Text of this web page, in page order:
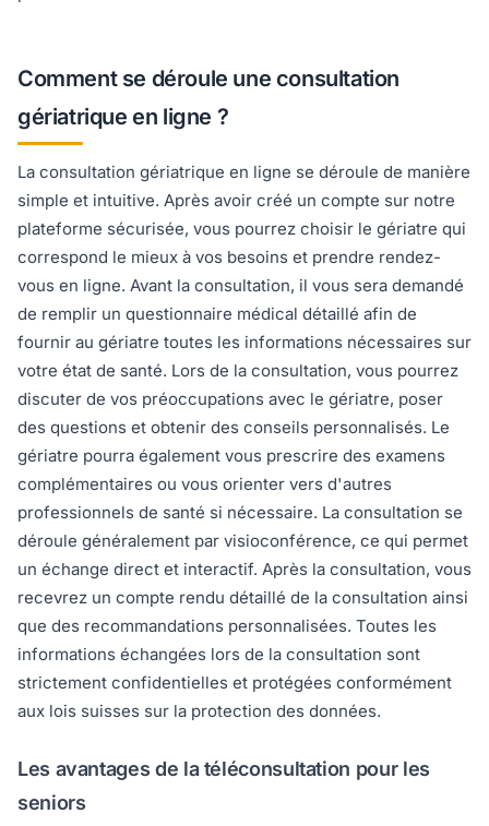
Comment se déroule une consultation
gériatrique en ligne ?
La consultation gériatrique en ligne se déroule de manière
simple et intuitive. Après avoir créé un compte sur notre
plateforme sécurisée, vous pourrez choisir le gériatre qui
correspond le mieux à vos besoins et prendre rendez-
vous en ligne. Avant la consultation, il vous sera demandé
de remplir un questionnaire médical détaillé afin de
fournir au gériatre toutes les informations nécessaires sur
votre état de santé. Lors de la consultation, vous pourrez
discuter de vos préoccupations avec le gériatre, poser
des questions et obtenir des conseils personnalisés. Le
gériatre pourra également vous prescrire des examens
complémentaires ou vous orienter vers d'autres
professionnels de santé si nécessaire. La consultation se
déroule généralement par visioconférence, ce qui permet
un échange direct et interactif. Après la consultation, vous
recevrez un compte rendu détaillé de la consultation ainsi
que des recommandations personnalisées. Toutes les
informations échangées lors de la consultation sont
strictement confidentielles et protégées conformément
aux lois suisses sur la protection des données.
Les avantages de la téléconsultation pour les
seniors